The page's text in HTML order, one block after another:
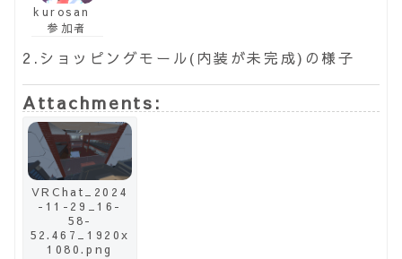
kurosan
参加者
2.ショッピングモール(内装が未完成)の様子
Attachments:
VRChat_2024
-11-29_16-
58-
52.467_1920x
1080.png